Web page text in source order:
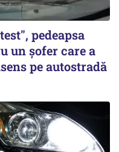
pedeapsa
un şofer care a
pe autostradă